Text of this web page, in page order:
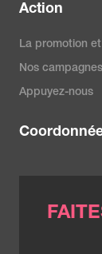
Action
La promotion
Nos campagnes
Appuyez-nous